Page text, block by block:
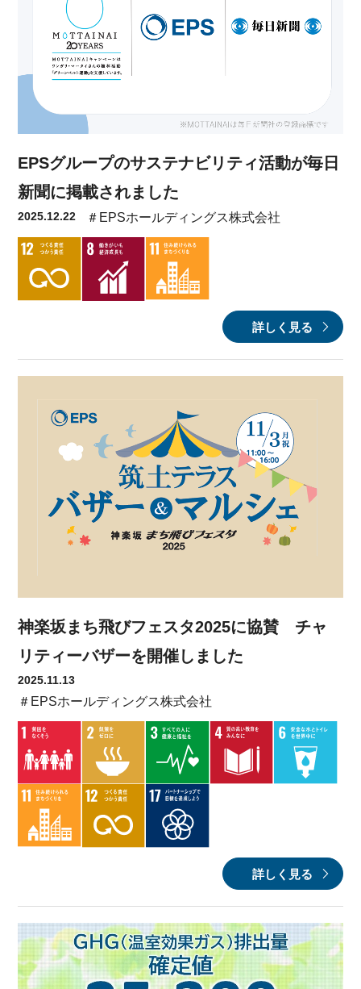
EPSグループのサステナビリティ活動が毎日
新聞に掲載されました
2025.12.22 ＃EPSホールディングス株式会社
詳しく見る
神楽坂まち飛びフェスタ2025に協賛 チャ
リティーバザーを開催しました
2025.11.13
＃EPSホールディングス株式会社
詳しく見る